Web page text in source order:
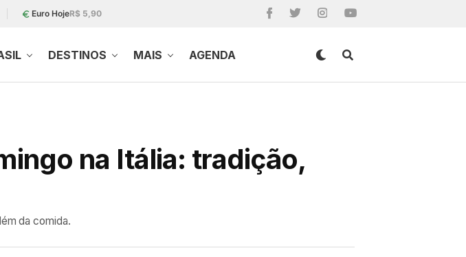
Euro HojeR$ 5,90
DESTINOS MAIS AGENDA
na Itália: tradição,
da comida.